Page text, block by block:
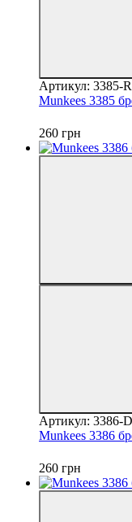
Артикул: 3385-
Munkees 3385
260 грн
Артикул: 3386-
Munkees 3386
260 грн